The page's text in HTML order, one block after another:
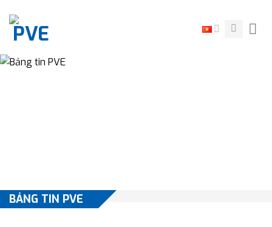
content
BẢNG TIN PVE